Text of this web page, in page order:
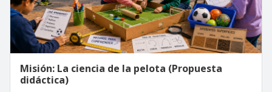
Misión: La ciencia de la pelota (Propuesta
didáctica)